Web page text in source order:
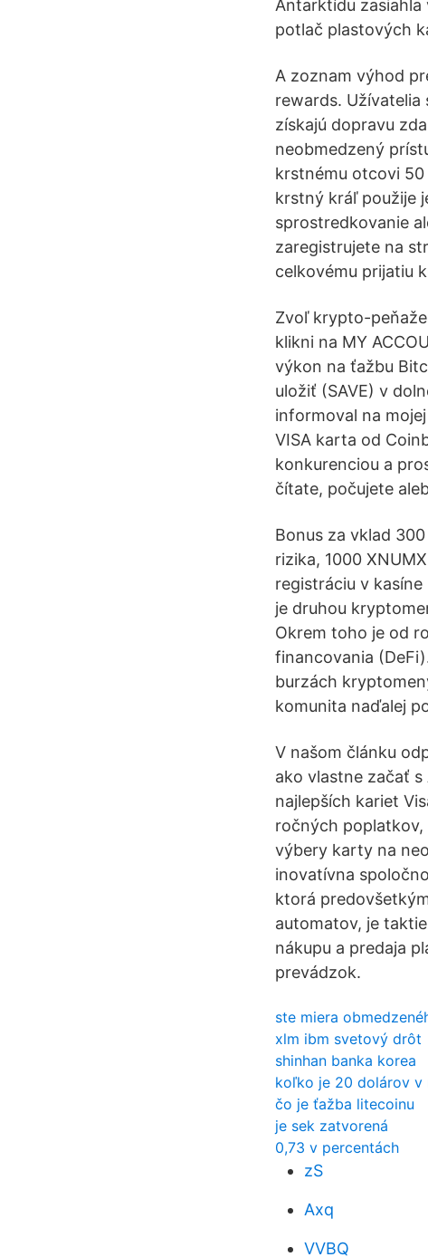
Antarktídu
potlač plastových
A zoznam výhod
rewards.
získajú dopravu
neobmedzený
krstnému otcovi
krstný kráľ použije
sprostredkovanie
zaregistrujete na
celkovému prijatiu
Zvoľ krypto-
klikni na MY
výkon na ťažbu
uložiť (SAVE) v
informoval na
VISA karta od
konkurenciou a
čítate, počujete
Bonus za vklad
rizika, 1000
registráciu v
je druhou
Okrem toho je od
financovania
burzách
komunita naďalej
V našom článku
ako vlastne začať
najlepších kariet
ročných poplatkov,
výbery karty na
inovatívna
ktorá
automatov, je
nákupu a predaja
prevádzok.
ste miera
xlm ibm svetový drôt
shinhan banka korea
koľko je 20 dolárov v
čo je ťažba litecoinu
je sek zatvorená
0,73 v percentách
zS
Axq
VVBQ